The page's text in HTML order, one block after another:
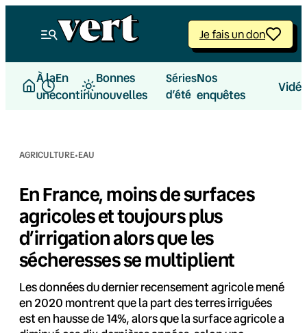
Je fais un don
À la
une
En
continu
Bonnes
nouvelles
Séries
d’été
Nos
enquêtes
AGRICULTURE·EAU
En France, moins de surfaces
agricoles et toujours plus
d’irrigation alors que les
sécheresses se multiplient
Les données du dernier recensement agricole mené
en 2020 montrent que la part des terres irriguées
est en hausse de 14%, alors que la surface agricole a